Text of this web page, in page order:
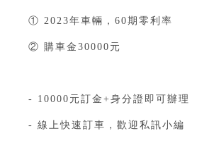
① 2023年車輛，60期零利率
② 購車金30000元
- 10000元訂金+身分證即可辦理⁣⁣⁣⁣⁣⁣⁣⁣⁣⁣⁣⁣⁣⁣⁣⁣⁣⁣⁣⁣
- 線上快速訂車，歡迎私訊小編⁣⁣⁣⁣⁣⁣⁣⁣⁣⁣⁣⁣⁣⁣⁣⁣⁣⁣⁣⁣